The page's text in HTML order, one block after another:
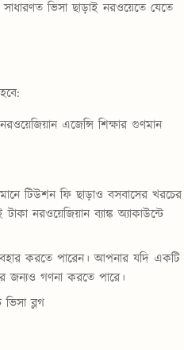
সাধারণত ভিসা ছাড়াই নরওয়েতে যেতে
এজেন্সি শিক্ষার গুণমান
টিউশন ফি ছাড়াও বসবাসের খরচের
নরওয়েজিয়ান ব্যাঙ্ক অ্যাকাউন্টে
করতে পারেন। আপনার যদি একটি
জন্যও গণনা করতে পারে।
ব্লগ